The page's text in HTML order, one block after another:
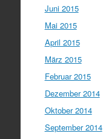
Juni 2015
Mai 2015
April 2015
März 2015
Februar 2015
Dezember 2014
Oktober 2014
September 2014